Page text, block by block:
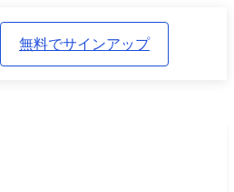
無料でサインアップ